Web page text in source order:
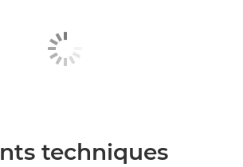
techniques